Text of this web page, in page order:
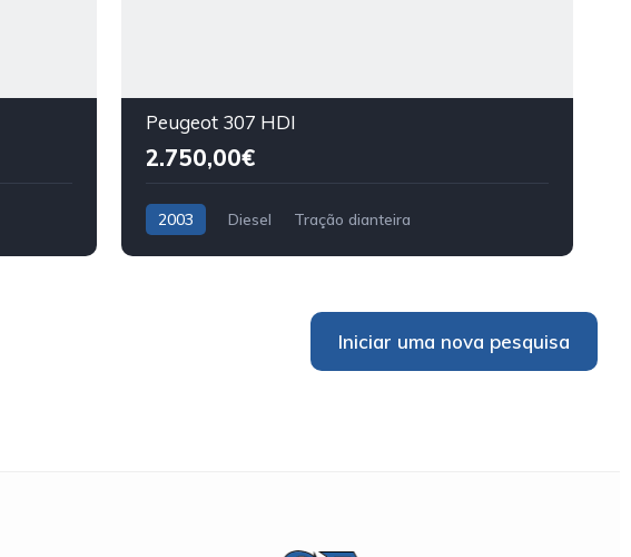
Peugeot 307 HDI
2.750,00€
2003 Diesel Tração dianteira
Iniciar uma nova pesquisa